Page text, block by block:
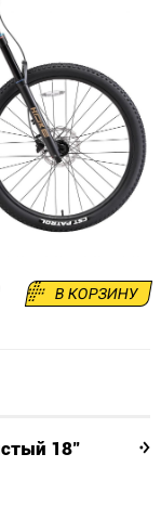
В КОРЗИНУ
18"